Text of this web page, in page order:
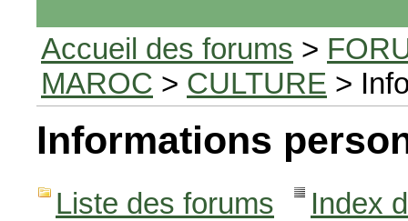
Accueil des forums >
MAROC > CULTURE >
Informations
Liste des forums Index